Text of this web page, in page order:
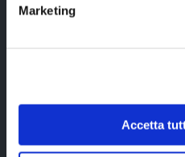
Marketing
Accetta